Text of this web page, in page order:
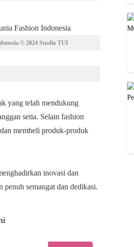
© 2024 Studio TUI
yang telah mendukung
setia. Selain fashion
membeli produk-produk
inovasi dan
penuh semangat dan dedikasi.